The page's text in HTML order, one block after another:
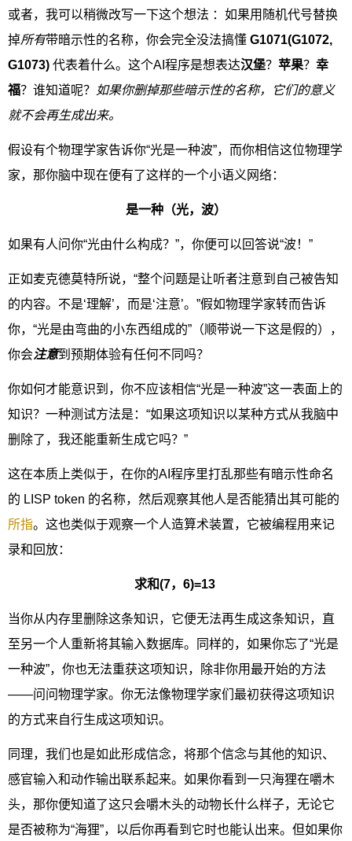
或者，我可以稍微改写一下这个想法 ：如果用随机代号替换
掉所有带暗示性的名称，你会完全没法搞懂 G1071(G1072,
G1073) 代表着什么。这个AI程序是想表达汉堡？ 苹果？ 幸
福？谁知道呢？ 如果你删掉那些暗示性的名称，它们的意义
就不会再生成出来。
假设有个物理学家告诉你“光是一种波”，而你相信这位物理学
家，那你脑中现在便有了这样的一个小语义网络：
是一种（光，波）
如果有人问你“光由什么构成？”，你便可以回答说“波！”
正如麦克德莫特所说，“整个问题是让听者注意到自己被告知
的内容。不是‘理解’，而是‘注意’。”假如物理学家转而告诉
你，“光是由弯曲的小东西组成的”（顺带说一下这是假的），
你会注意到预期体验有任何不同吗？
你如何才能意识到，你不应该相信“光是一种波”这一表面上的
知识？一种测试方法是：“如果这项知识以某种方式从我脑中
删除了，我还能重新生成它吗？”
这在本质上类似于，在你的AI程序里打乱那些有暗示性命名
的 LISP token 的名称，然后观察其他人是否能猜出其可能的
所指。这也类似于观察一个人造算术装置，它被编程用来记
录和回放：
求和(7，6)=13
当你从内存里删除这条知识，它便无法再生成这条知识，直
至另一个人重新将其输入数据库。同样的，如果你忘了“光是
一种波”，你也无法重获这项知识，除非你用最开始的方法
——问问物理学家。你无法像物理学家们最初获得这项知识
的方式来自行生成这项知识。
同理，我们也是如此形成信念，将那个信念与其他的知识、
感官输入和动作输出联系起来。如果你看到一只海狸在嚼木
头，那你便知道了这只会嚼木头的动物长什么样子，无论它
是否被称为“海狸”，以后你再看到它时也能认出来。但如果你